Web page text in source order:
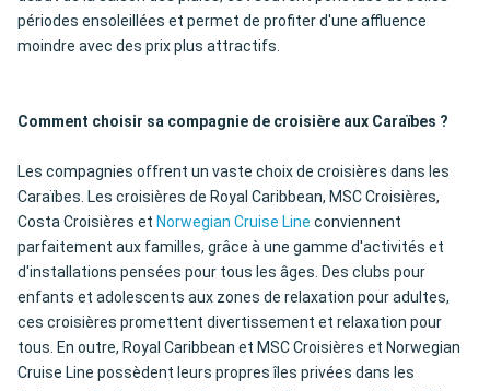
périodes ensoleillées et permet de profiter d'une affluence
moindre avec des prix plus attractifs.
Comment choisir sa compagnie de croisière aux Caraïbes ?
Les compagnies offrent un vaste choix de croisières dans les
Caraïbes. Les croisières de Royal Caribbean, MSC Croisières,
Costa Croisières et Norwegian Cruise Line conviennent
parfaitement aux familles, grâce à une gamme d'activités et
d'installations pensées pour tous les âges. Des clubs pour
enfants et adolescents aux zones de relaxation pour adultes,
ces croisières promettent divertissement et relaxation pour
tous. En outre, Royal Caribbean et MSC Croisières et Norwegian
Cruise Line possèdent leurs propres îles privées dans les